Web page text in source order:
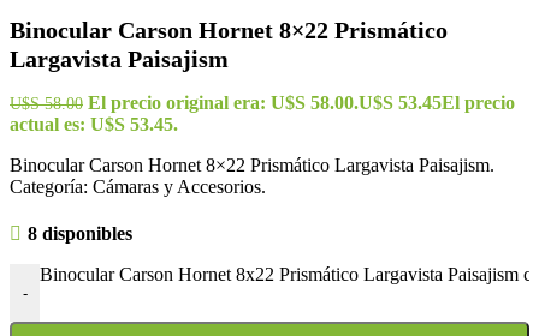
Binocular Carson Hornet 8×22 Prismático
Largavista Paisajism
U$S58.00 El precio original era: U$S 58.00.U$S 53.45El precio
actual es: U$S 53.45.
Binocular Carson Hornet 8×22 Prismático Largavista Paisajism.
Categoría: Cámaras y Accesorios.
8 disponibles
-
Binocular Carson Hornet 8x22 Prismático Largavista Paisajism